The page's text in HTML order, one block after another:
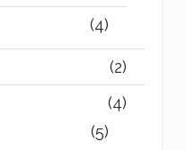
(4)
(2)
(4)
(5)